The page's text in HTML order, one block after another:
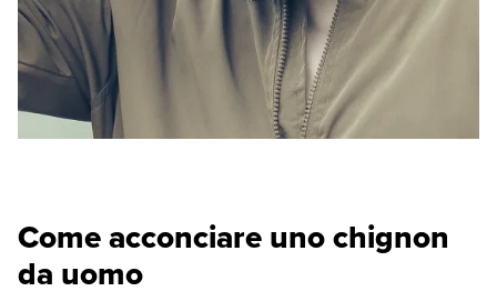
Come acconciare uno chignon
da uomo